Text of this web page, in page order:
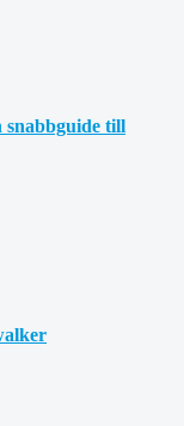
snabbguide till